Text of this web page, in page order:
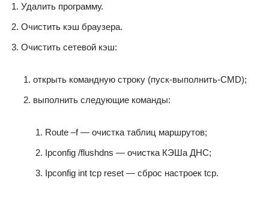
Удалить программу.
Очистить кэш браузера.
Очистить сетевой кэш:
открыть командную строку (пуск-выполнить-CMD);
выполнить следующие команды:
Route –f — очистка таблиц маршрутов;
Ipconfig /flushdns — очистка КЭШа ДНС;
Ipconfig int tcp reset — сброс настроек tcp.